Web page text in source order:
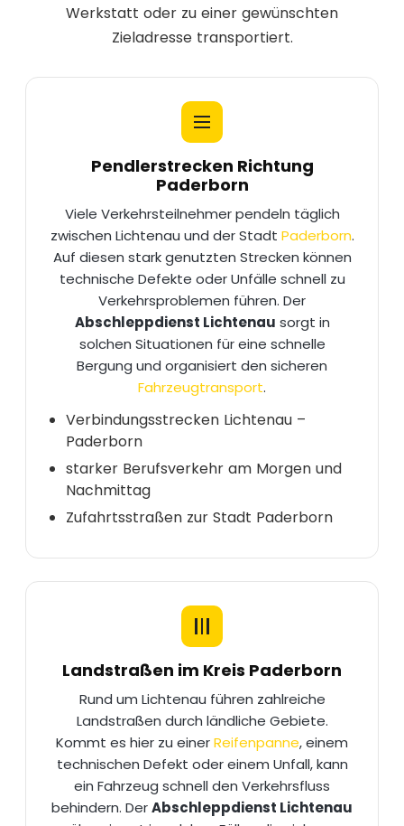
Werkstatt oder zu einer gewünschten
Zieladresse transportiert.
Pendlerstrecken Richtung
Paderborn
Viele Verkehrsteilnehmer pendeln täglich
zwischen Lichtenau und der Stadt Paderborn.
Auf diesen stark genutzten Strecken können
technische Defekte oder Unfälle schnell zu
Verkehrsproblemen führen. Der
Abschleppdienst Lichtenau sorgt in
solchen Situationen für eine schnelle
Bergung und organisiert den sicheren
Fahrzeugtransport.
Verbindungsstrecken Lichtenau –
Paderborn
starker Berufsverkehr am Morgen und
Nachmittag
Zufahrtsstraßen zur Stadt Paderborn
Landstraßen im Kreis Paderborn
Rund um Lichtenau führen zahlreiche
Landstraßen durch ländliche Gebiete.
Kommt es hier zu einerReifenpanne, einem
technischen Defekt oder einem Unfall, kann
ein Fahrzeug schnell den Verkehrsfluss
behindern. DerAbschleppdienst Lichtenau